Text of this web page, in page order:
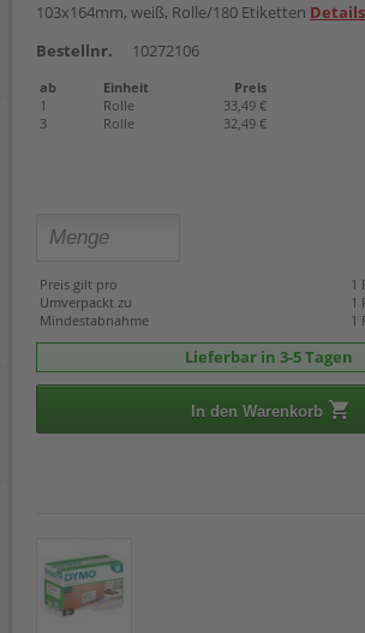
103x164mm, weiß, Rolle/180 Etiketten Details
Bestellnr.
10272106
ab Einheit
Preis
1
Rolle
33,49 €
3
Rolle 32,49 €
Preis gilt pro
1
Umverpackt zu
1
Mindestabnahme
1
Lieferbar in 3-5 Tagen
In den Warenkorb